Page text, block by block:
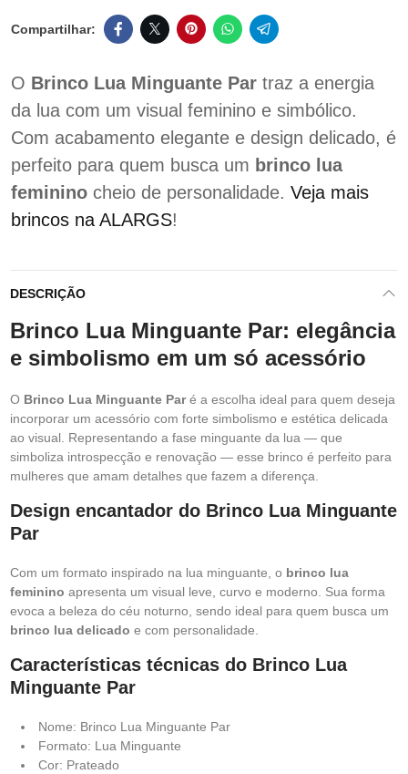
O Brinco Lua Minguante Par traz a energia
da lua com um visual feminino e simbólico.
Com acabamento elegante e design delicado, é
perfeito para quem busca um brinco lua
feminino cheio de personalidade. Veja mais
brincos na ALARGS!
DESCRIÇÃO
Brinco Lua Minguante Par: elegância
e simbolismo em um só acessório
O Brinco Lua Minguante Paré a escolha ideal para quem deseja
incorporar um acessório com forte simbolismo e estética delicada
ao visual. Representando a fase minguante da lua — que
simboliza introspecção e renovação — esse brinco é perfeito para
mulheres que amam detalhes que fazem a diferença.
Design encantador do Brinco Lua Minguante
Par
Com um formato inspirado na lua minguante, o brinco lua
feminino apresenta um visual leve, curvo e moderno. Sua forma
evoca a beleza do céu noturno, sendo ideal para quem busca um
brinco lua delicado e com personalidade.
Características técnicas do Brinco Lua
Minguante Par
Nome: Brinco Lua Minguante Par
Formato: Lua Minguante
Cor: Prateado